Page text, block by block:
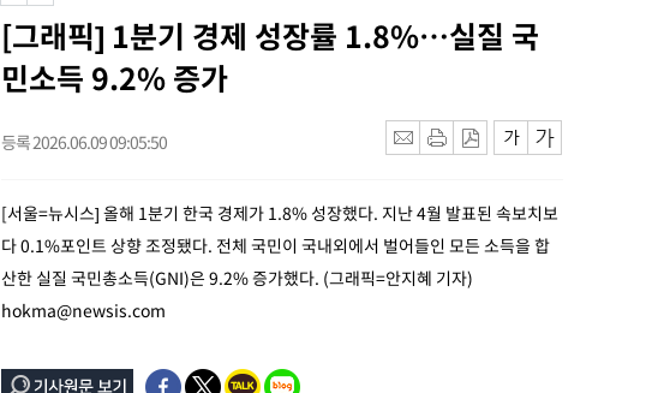
[그래픽] 1분기 경제 성장률 1.8%…실질 국
민소득 9.2% 증가
등록 2026.06.09 09:05:50
[서울=뉴시스] 올해 1분기 한국 경제가 1.8% 성장했다. 지난 4월 발표된 속보치보
다 0.1%포인트 상향 조정됐다. 전체 국민이 국내외에서 벌어들인 모든 소득을 합
산한 실질 국민총소득(GNI)은 9.2% 증가했다. (그래픽=안지혜 기자)
hokma@newsis.com